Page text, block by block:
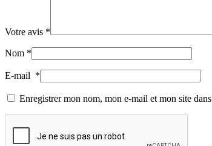
Votre avis *
Nom *
E-mail *
Enregistrer mon nom, mon e-mail et mon site